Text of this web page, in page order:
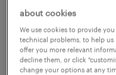
GSK oferuje
rynkowych. Rola
about cookies
We use cookies to provide
technical problems, to help us
offer you more relevant
decline them, or click
change your options at any